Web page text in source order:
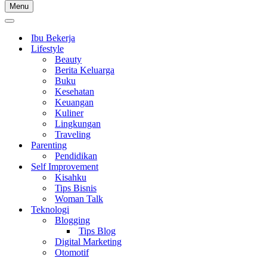
Menu
Menu
Menu
NavigasiIbu Bekerja
Lifestyle
Beauty
Berita Keluarga
Buku
Kesehatan
Keuangan
Kuliner
Lingkungan
Traveling
Parenting
Pendidikan
Self Improvement
Kisahku
Tips Bisnis
Woman Talk
Teknologi
Blogging
Tips Blog
Digital Marketing
Otomotif